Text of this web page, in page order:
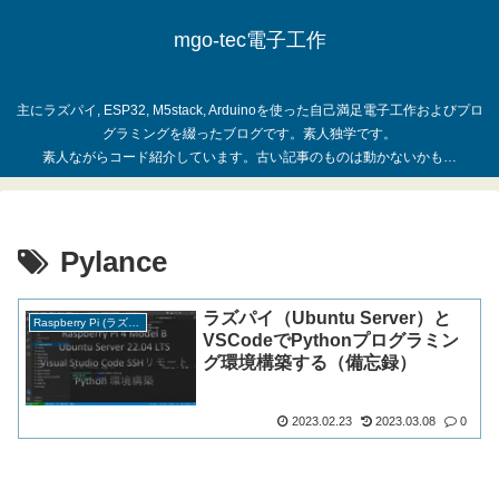
mgo-tec電子工作
主にラズパイ, ESP32, M5stack, Arduinoを使った自己満足電子工作およびプロ
グラミングを綴ったブログです。素人独学です。
Pylance
Raspberry Pi (ラズパイ)
ラズパイ（Ubuntu Server）と
VSCodeでPythonプログラミン
グ環境構築する（備忘録）
2023.02.23 2023.03.08 0